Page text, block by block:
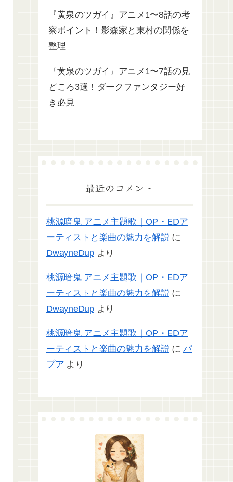
『黄泉のツガイ』アニメ1〜8話の考
察ポイント！影森家と東村の関係を
整理
『黄泉のツガイ』アニメ1〜7話の見
どころ3選！ダークファンタジー好
き必見
最近のコメント
桃源暗鬼 アニメ主題歌｜OP・EDア
ーティストと楽曲の魅力を解説 に
DwayneDup より
桃源暗鬼 アニメ主題歌｜OP・EDア
ーティストと楽曲の魅力を解説 に
DwayneDup より
桃源暗鬼 アニメ主題歌｜OP・EDア
ーティストと楽曲の魅力を解説 に パ
プア より